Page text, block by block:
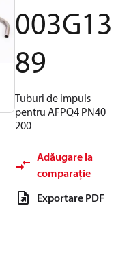
003G13
89
Tuburi de impuls
pentru AFPQ4 PN40
200
Adăugare la
comparație
Exportare PDF